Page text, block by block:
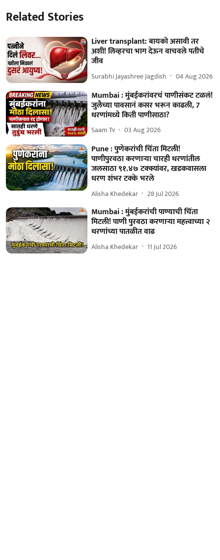
Related Stories
Liver transplant: बायको असावी तर
अशी! लिव्हरचा भाग देऊन वाचवले पतीचे
जीव
Surabhi Jayashree Jagdish 04 Aug 2026
Mumbai : मुंबईकरांवरचं पाणीसंकट टळलं!
जुलैच्या पावसानं कसर भरून काढली, 7
धरणांमध्ये किती पाणीसाठा?
Saam Tv 03 Aug 2026
Pune : पुणेकरांची चिंता मिटली!
पाणीपुरवठा करणाऱ्या चारही धरणांतील
जलसाठा ९१.४७ टक्क्यांवर, खडकवासला
धरण शंभर टक्के भरले
Alisha Khedekar 28 Jul 2026
Mumbai : मुंबईकरांची पाण्याची चिंता
मिटली! पाणी पुरवठा करणाऱ्या महत्त्वाच्या २
धरणांच्या पातळीत वाढ
Alisha Khedekar 11 Jul 2026